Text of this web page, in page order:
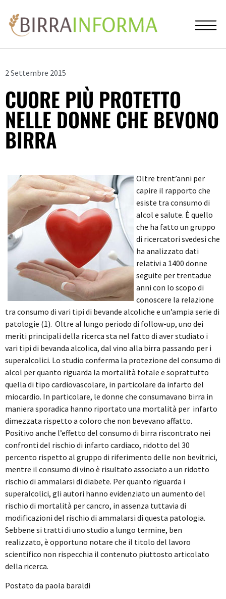
2 Settembre 2015
CUORE PIÙ PROTETTO
NELLE DONNE CHE BEVONO
BIRRA
Oltre trent’anni per
capire il rapporto che
esiste tra consumo di
alcol e salute. È quello
che ha fatto un gruppo
di ricercatori svedesi che
ha analizzato dati
relativi a 1400 donne
seguite per trentadue
anni con lo scopo di
conoscere la relazione
tra consumo di vari tipi di bevande alcoliche e un’ampia serie di
patologie (1). Oltre al lungo periodo di follow-up, uno dei
meriti principali della ricerca sta nel fatto di aver studiato i
vari tipi di bevanda alcolica, dal vino alla birra passando per i
superalcolici. Lo studio conferma la protezione del consumo di
alcol per quanto riguarda la mortalità totale e soprattutto
quella di tipo cardiovascolare, in particolare da infarto del
miocardio. In particolare, le donne che consumavano birra in
maniera sporadica hanno riportato una mortalità per infarto
dimezzata rispetto a coloro che non bevevano affatto.
Positivo anche l’effetto del consumo di birra riscontrato nei
confronti del rischio di infarto cardiaco, ridotto del 30
percento rispetto al gruppo di riferimento delle non bevitrici,
mentre il consumo di vino è risultato associato a un ridotto
rischio di ammalarsi di diabete. Per quanto riguarda i
superalcolici, gli autori hanno evidenziato un aumento del
rischio di mortalità per cancro, in assenza tuttavia di
modificazioni del rischio di ammalarsi di questa patologia.
Sebbene si tratti di uno studio a lungo termine, ben
realizzato, è opportuno notare che il titolo del lavoro
scientifico non rispecchia il contenuto piuttosto articolato
della ricerca.
Postato da paola baraldi